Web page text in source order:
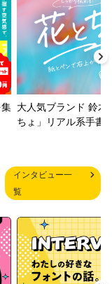
大人気ブランド 鈴木
ちょ」リアル系手書
インタビュー一
覧